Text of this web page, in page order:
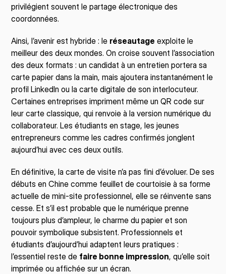
privilégient souvent le partage électronique des
coordonnées.
Ainsi, l’avenir est hybride : le réseautage exploite le
meilleur des deux mondes. On croise souvent l’association
des deux formats : un candidat à un entretien portera sa
carte papier dans la main, mais ajoutera instantanément le
profil LinkedIn ou la carte digitale de son interlocuteur.
Certaines entreprises impriment même un QR code sur
leur carte classique, qui renvoie à la version numérique du
collaborateur. Les étudiants en stage, les jeunes
entrepreneurs comme les cadres confirmés jonglent
aujourd’hui avec ces deux outils.
En définitive, la carte de visite n’a pas fini d’évoluer. De ses
débuts en Chine comme feuillet de courtoisie à sa forme
actuelle de mini-site professionnel, elle se réinvente sans
cesse. Et s’il est probable que le numérique prenne
toujours plus d’ampleur, le charme du papier et son
pouvoir symbolique subsistent. Professionnels et
étudiants d’aujourd’hui adaptent leurs pratiques :
l’essentiel reste de faire bonne impression, qu’elle soit
imprimée ou affichée sur un écran.